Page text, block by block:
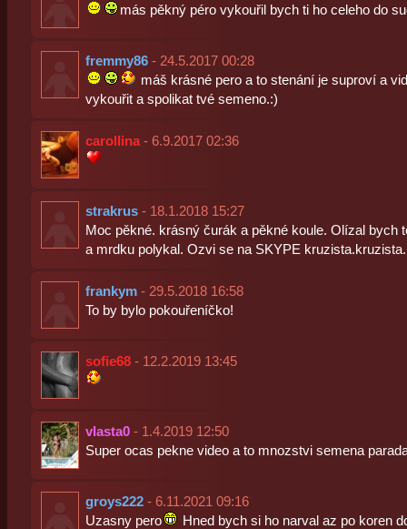
más pěkný péro vykouřil bych ti ho celeho do
fremmy86- 24.5.2017 00:28
máš krásné pero a to stenání je suproví a
vykouřit a spolikat tvé semeno.:)
carollina- 6.9.2017 02:36
strakrus- 18.1.2018 15:27
Moc pěkné. krásný čurák a pěkné koule. Olízal bych
a mrdku polykal. Ozvi se na SKYPE kruzista.kruzista.
frankym- 29.5.2018 16:58
To by bylo pokouřeníčko!
sofie68- 12.2.2019 13:45
vlasta0- 1.4.2019 12:50
Super ocas pekne video a to mnozstvi semena
groys222- 6.11.2021 09:16
Uzasny pero
Hned bych si ho narval az po koren